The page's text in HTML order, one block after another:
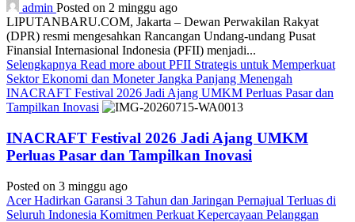
admin Posted on 2 minggu ago
LIPUTANBARU.COM, Jakarta – Dewan Perwakilan Rakyat
(DPR) resmi mengesahkan Rancangan Undang-undang Pusat
Finansial Internasional Indonesia (PFII) menjadi...
Selengkapnya Read more about PFII Strategis untuk Memperkuat
Sektor Ekonomi dan Moneter Jangka Panjang Menengah
INACRAFT Festival 2026 Jadi Ajang UMKM Perluas Pasar dan
Tampilkan Inovasi
INACRAFT Festival 2026 Jadi Ajang UMKM
Perluas Pasar dan Tampilkan Inovasi
Posted on 3 minggu ago
Acer Hadirkan Garansi 3 Tahun dan Jaringan Pernajual Terluas di
Seluruh Indonesia Komitmen Perkuat Kepercayaan Pelanggan